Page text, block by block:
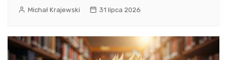
Michał Krajewski 31 lipca 2026